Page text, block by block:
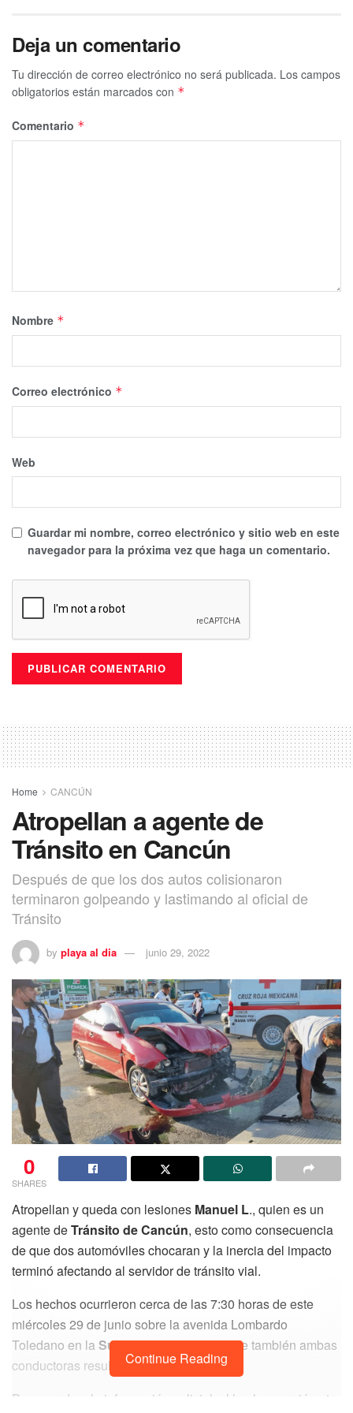
Deja un comentario
Tu dirección de correo electrónico no será publicada. Los campos
obligatorios están marcados con *
Comentario *
Nombre *
Correo electrónico *
Web
Guardar mi nombre, correo electrónico y sitio web en este
navegador para la próxima vez que haga un comentario.
Home CANCÚN
Atropellan a agente de
Tránsito en Cancún
Después de que los dos autos colisionaron
terminaron golpeando y lastimando al oficial de
Tránsito
by playa al dia junio 29, 2022
0
SHARES
Atropellan y queda con lesiones Manuel L., quien es un
agente deTránsito de Cancún, esto como consecuencia
de que dos automóviles chocaran y la inercia del impacto
terminó afectando al servidor de tránsito vial.
Los hechos ocurrieron cerca de las 7:30 horas de este
miércoles 29 de junio sobre la avenida Lombardo
Toledano en laSupermanzana 91, donde también ambas
conductoras resultaron con lesiones.
De acuerdo a la información policial, el hecho ocurrió entre
Continue Reading